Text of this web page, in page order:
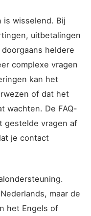
is wisselend. Bij
uitbetalingen
heldere
complexe vragen
kan het
of dat het
wachten. De FAQ-
gestelde vragen af
je contact
maar de
het Engels of